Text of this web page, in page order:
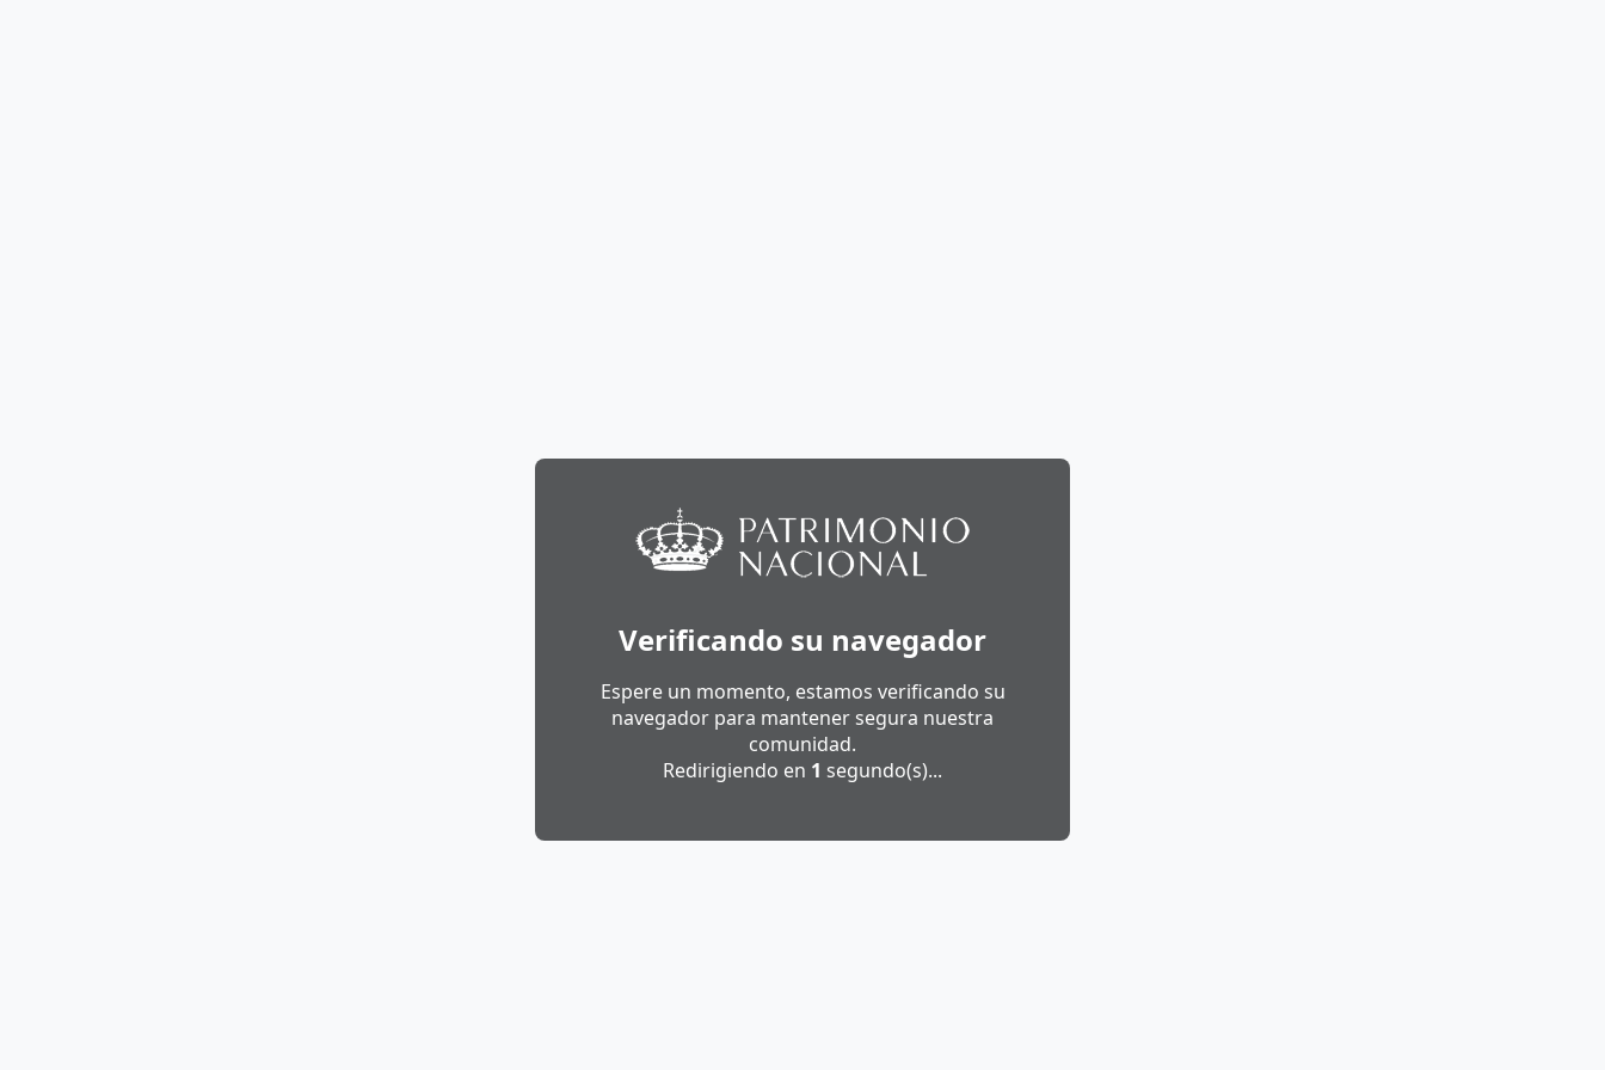
Verificando su navegador
Espere un momento, estamos verificando su
navegador para mantener segura nuestra
comunidad.
Redirigiendo en 1 segundo(s)...